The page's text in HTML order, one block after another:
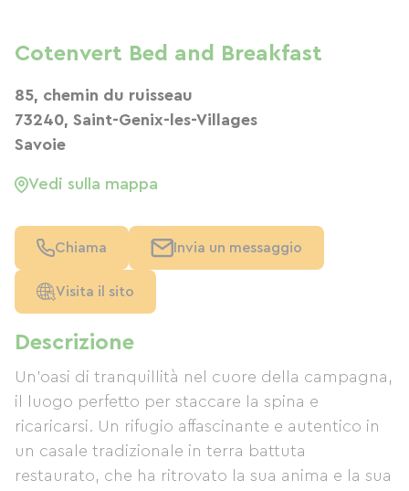
Descrizione
Un'oasi di tranquillità nel cuore della campagna,
il luogo perfetto per staccare la spina e
ricaricarsi. Un rifugio affascinante e autentico in
un casale tradizionale in terra battuta
restaurato, che ha ritrovato la sua anima e la sua
Cotenvert Bed and Breakfast
85, chemin du ruisseau
73240, Saint-Genix-les-Villages
Savoie
Vedi sulla mappa
Chiama Invia un messaggio
Visita il sito